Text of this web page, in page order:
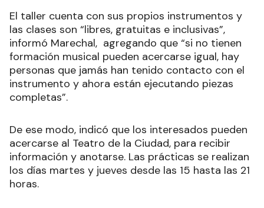
El taller cuenta con sus propios instrumentos y
las clases son “libres, gratuitas e inclusivas”,
informó Marechal, agregando que “si no tienen
formación musical pueden acercarse igual, hay
personas que jamás han tenido contacto con el
instrumento y ahora están ejecutando piezas
completas”.
De ese modo, indicó que los interesados pueden
acercarse al Teatro de la Ciudad, para recibir
información y anotarse. Las prácticas se realizan
los días martes y jueves desde las 15 hasta las 21
horas.